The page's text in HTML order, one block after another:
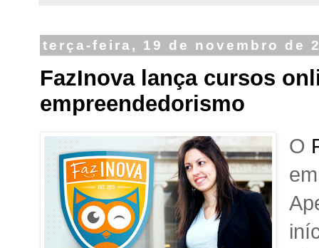
terça-feira, 19 de novembro de
FazInova lança cursos
empreendedorismo
O